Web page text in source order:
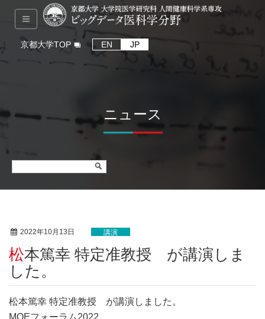
京都大学TOP EN JP
ニュース
2022年10月13日 講演
松本篤幸 特定准教授 が講演しま
した。
松本篤幸 特定准教授 が講演しました。